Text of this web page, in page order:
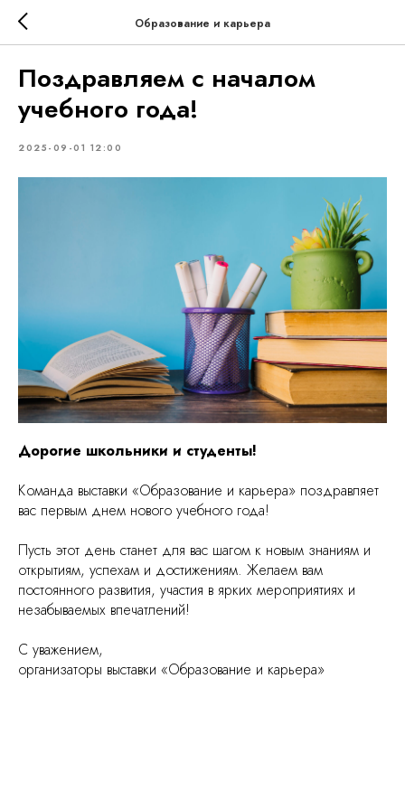
Образование и карьера
Поздравляем с началом
учебного года!
2025-09-01 12:00
Дорогие школьники и студенты!
Команда выставки «Образование и карьера» поздравляет
вас первым днем нового учебного года!
Пусть этот день станет для вас шагом к новым знаниям и
открытиям, успехам и достижениям. Желаем вам
постоянного развития, участия в ярких мероприятиях и
незабываемых впечатлений!
С уважением,
организаторы выставки «Образование и карьера»